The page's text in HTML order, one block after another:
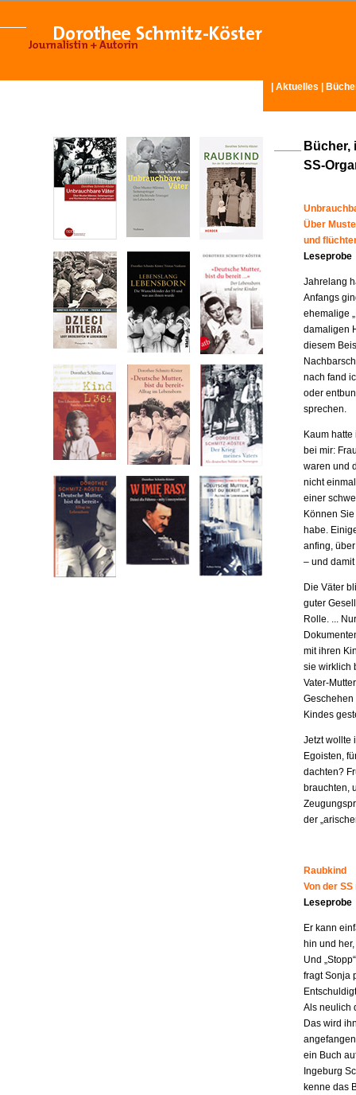
Aktuelles
Bücher,
SS-
Über
und
Leseprobe
Jahrelang
Anfangs
ehemalige
damaligen
diesem
nach fand
oder
sprechen.
Kaum
bei mir:
waren und
nicht
einer
Können
habe.
anfing,
– und
Die Väter
guter
Rolle. ...
mit ihren
sie wirklich
Vater-
Geschehen
Kindes
Jetzt wollte
Egoisten,
dachten?
brauchten,
der
Raubkind
Von der
Leseprobe
Er kann
hin und
Und
fragt Sonja
Als neulich
Das wird
ein Buch
Ingeburg
kenne das